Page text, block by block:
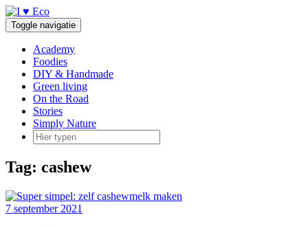
Doorgaan
naar
inhoud
Toggle navigatie
Academy
Foodies
DIY & Handmade
Green living
On the Road
Stories
Simply Nature
Tag: cashew
7 september 2021